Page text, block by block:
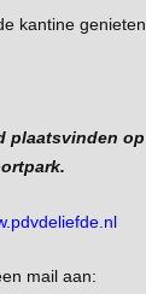
kantine
plaatsvinden
mail aan: